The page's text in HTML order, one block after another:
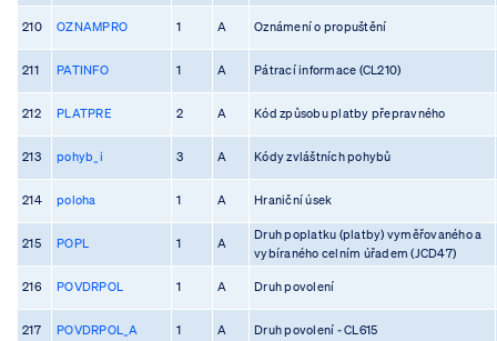
210 OZNAMPRO 1 A Oznámení o propuštění
211 PATINFO 1 A Pátrací informace (CL210)
212 PLATPRE 2 A Kód způsobu platby přepravného
213 pohyb_i 3 A Kódy zvláštních pohybů
214 poloha 1 A Hraniční úsek
215 POPL 1 A
Druh poplatku (platby) vyměřovaného a
vybíraného celním úřadem (JCD47)
216 POVDRPOL 1 A Druh povolení
217 POVDRPOL_A 1 A Druh povolení - CL615